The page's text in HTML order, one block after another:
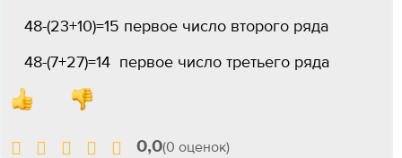
48-(23+10)=15 первое число второго ряда
48-(7+27)=14 первое число третьего ряда
0,0(0 оценок)